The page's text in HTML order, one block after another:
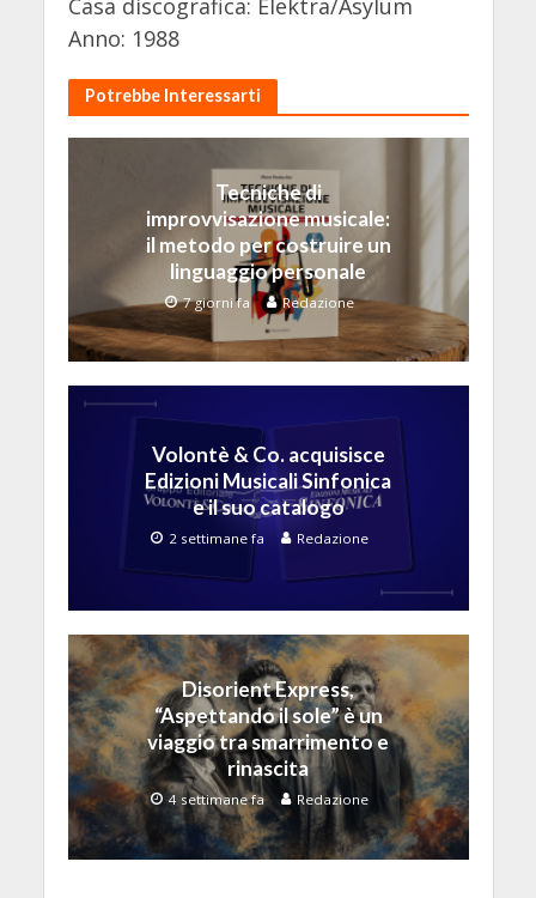
Anno: 1988
Potrebbe Interessarti
Tecniche di
improvvisazione musicale:
il metodo per costruire un
linguaggio personale
7 giorni fa Redazione
Volontè & Co. acquisisce
Edizioni Musicali Sinfonica
e il suo catalogo
2 settimane fa Redazione
Disorient Express,
“Aspettando il sole” è un
viaggio tra smarrimento e
rinascita
4 settimane fa Redazione